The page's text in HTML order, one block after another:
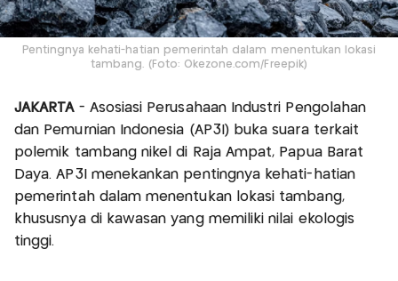
Pentingnya kehati-hatian pemerintah dalam menentukan lokasi
tambang. (Foto: Okezone.com/Freepik)
JAKARTA - Asosiasi Perusahaan Industri Pengolahan
dan Pemurnian Indonesia (AP3I) buka suara terkait
polemik tambang nikel di Raja Ampat, Papua Barat
Daya. AP3I menekankan pentingnya kehati-hatian
pemerintah dalam menentukan lokasi tambang,
khususnya di kawasan yang memiliki nilai ekologis
tinggi.